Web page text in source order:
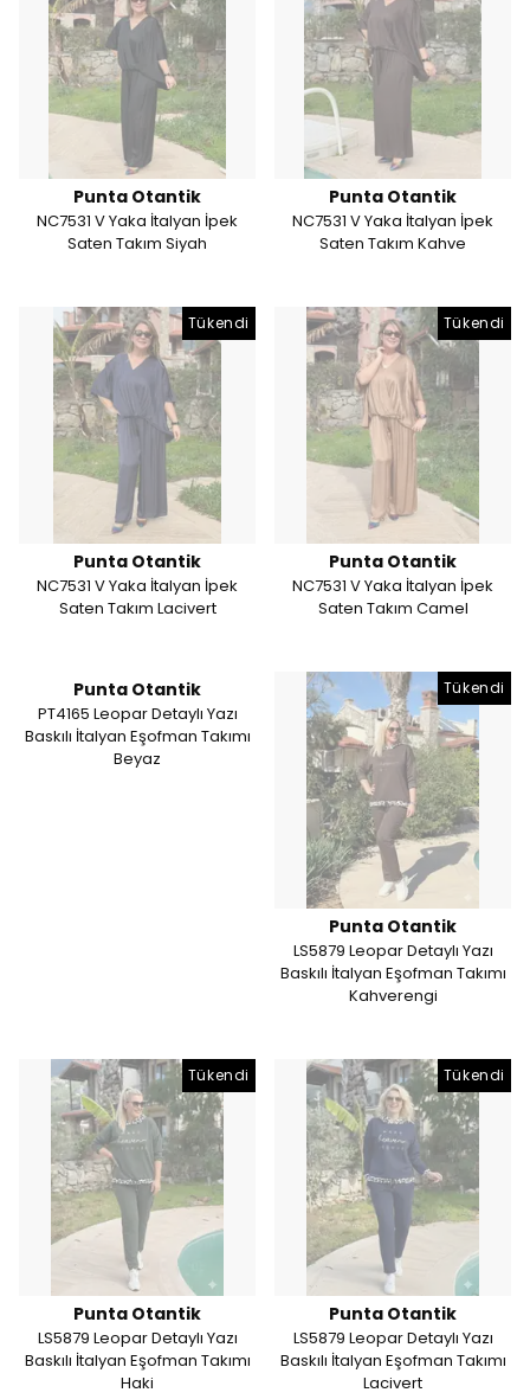
Punta Otantik
NC7531 V Yaka İtalyan İpek
Saten Takım Siyah
Punta Otantik
NC7531 V Yaka İtalyan İpek
Saten Takım Kahve
Tükendi
Punta Otantik
NC7531 V Yaka İtalyan İpek
Saten Takım Lacivert
Tükendi
Punta Otantik
NC7531 V Yaka İtalyan İpek
Saten Takım Camel
Punta Otantik
PT4165 Leopar Detaylı Yazı
Baskılı İtalyan Eşofman Takımı
Beyaz
Tükendi
Punta Otantik
LS5879 Leopar Detaylı Yazı
Baskılı İtalyan Eşofman Takımı
Kahverengi
Tükendi
Punta Otantik
LS5879 Leopar Detaylı Yazı
Baskılı İtalyan Eşofman Takımı
Haki
Tükendi
Punta Otantik
LS5879 Leopar Detaylı Yazı
Baskılı İtalyan Eşofman Takımı
Lacivert